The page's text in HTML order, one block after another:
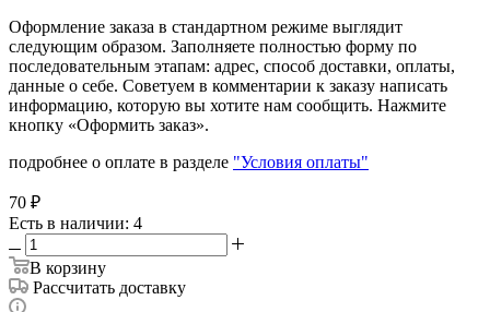
Оформление заказа в стандартном режиме выглядит
следующим образом. Заполняете полностью форму по
последовательным этапам: адрес, способ доставки, оплаты,
данные о себе. Советуем в комментарии к заказу написать
информацию, которую вы хотите нам сообщить. Нажмите
кнопку «Оформить заказ».
подробнее о оплате в разделе "Условия оплаты"
70 ₽
Есть в наличии: 4
В корзину
Рассчитать доставку